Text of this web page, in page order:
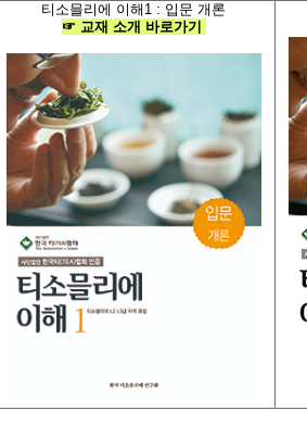
티소믈리에 이해 1 : 입문 개론
☞ 교재 소개 바로가기